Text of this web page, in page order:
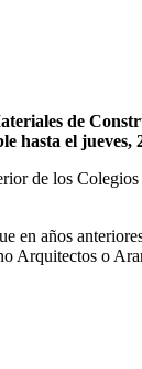
de
hasta el jueves,
de los
en años
Arquitectos o